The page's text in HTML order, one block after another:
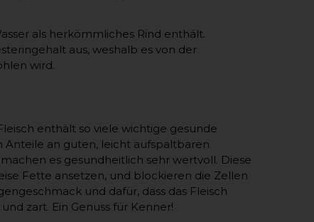
als herkömmliches Rind enthält.
aus, weshalb es von der
wird.
enthält so viele wichtige gesunde
Anteile an guten, leicht aufspaltbaren
es gesundheitlich sehr wertvoll. Diese
Fette ansetzen, und blockieren die Zellen
und dafür, dass das Fleisch
zart. Ein Genuss für Kenner!